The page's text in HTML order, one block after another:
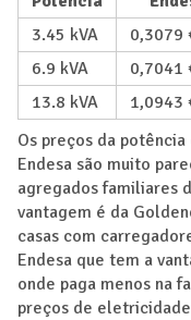
3.45 kVA
0,3079
6.9 kVA
0,7041
13.8 kVA
1,0943
Os preços da
Endesa são muito
agregados familiares
vantagem é da
casas com
Endesa que tem a
onde paga menos na
preços de